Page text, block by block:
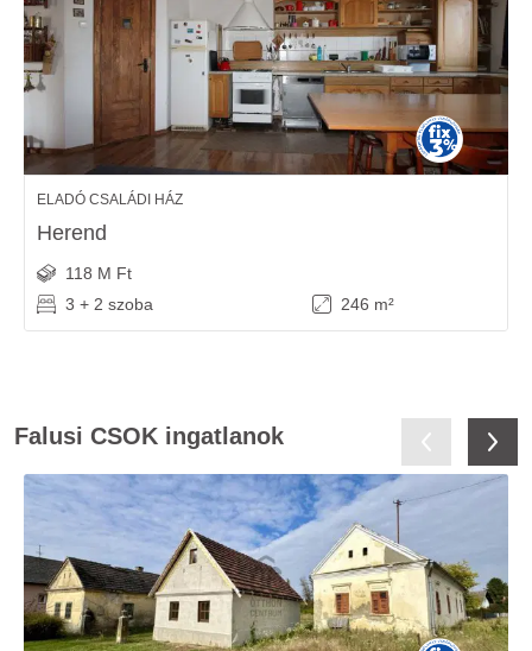
ELADÓ CSALÁDI HÁZ
Herend
118 M Ft
3 + 2 szoba
246 m²
Falusi CSOK ingatlanok